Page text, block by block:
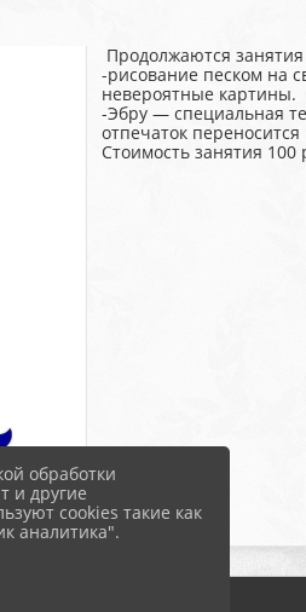
Продолжаются
-рисование песком на
невероятные картины.
-Эбру — специальная
отпечаток
Стоимость занятия 100
обработки
и другие
cookies такие как
аналитика".